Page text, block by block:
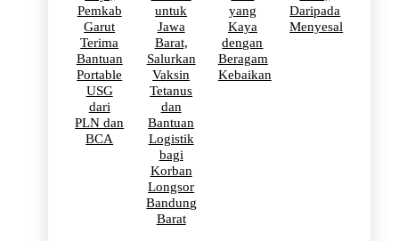
Pemkab
Garut
Terima
Bantuan
Portable
USG
dari
PLN dan
BCA
untuk
Jawa
Barat,
Salurkan
Vaksin
Tetanus
dan
Bantuan
Logistik
bagi
Korban
Longsor
Bandung
Barat
yang
Kaya
dengan
Beragam
Kebaikan
Daripada
Menyesal